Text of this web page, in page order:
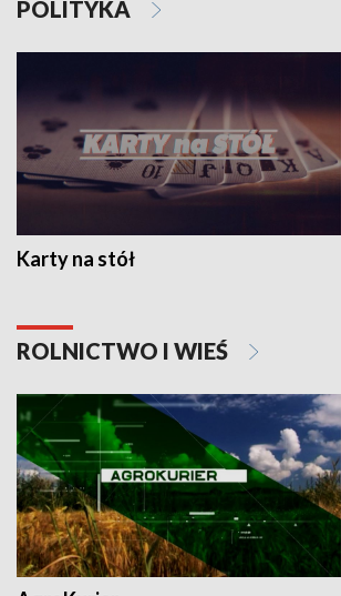
POLITYKA
Karty na stół
ROLNICTWO I WIEŚ